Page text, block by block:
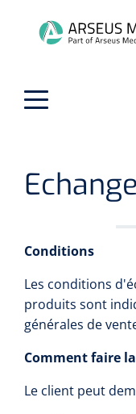
Aides techniques
Soins de confort
Soins de
Thérapie par
Thérapie
Sondes
Peau
Cryothérapie
Affections
Respiration
Accessoires de
Canules
Divers
Chirurgie
Diagnostic
RÉSULTATS
Conditions
Les conditions
produits sont
générales de
Comment faire
Le client peut